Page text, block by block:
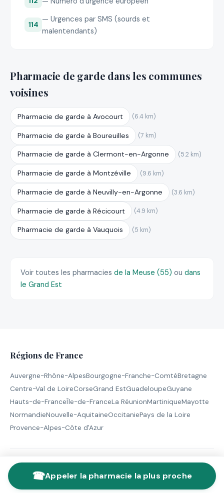
114
— Urgences par SMS (sourds et
malentendants)
☎Appeler la pharmacie la plus proche
Pharmacie de garde dans les communes
voisines
Pharmacie de garde à Avocourt (6.4 km)
Pharmacie de garde à Boureuilles (7 km)
Pharmacie de garde à Clermont-en-Argonne (5.2 km)
Pharmacie de garde à Montzéville (9.6 km)
Pharmacie de garde à Neuvilly-en-Argonne (3.6 km)
Pharmacie de garde à Récicourt (4.9 km)
Pharmacie de garde à Vauquois (5 km)
Voir toutes les pharmacies de la Meuse (55) ou dans
le Grand Est
Régions de France
Auvergne-Rhône-AlpesBourgogne-Franche-ComtéBretagne
Centre-Val de LoireCorseGrand EstGuadeloupeGuyane
Hauts-de-FranceÎle-de-FranceLa RéunionMartiniqueMayotte
NormandieNouvelle-AquitaineOccitaniePays de la Loire
Provence-Alpes-Côte d'Azur
© 2026 Pharmacie de Garde - Tous droits réservés |Mentions
légales